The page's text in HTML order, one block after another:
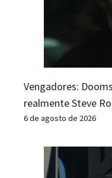
Vengadores:
realmente Steve
6 de agosto de 2026